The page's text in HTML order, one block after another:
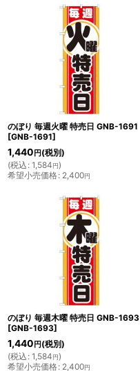
のぼり 毎週火曜 特売日 GNB-1691
[GNB-1691]
1,440 円 (税別)
(税込 : 1,584円)
希望小売価格: 2,400円
のぼり 毎週木曜 特売日 GNB-1693
[GNB-1693]
1,440 円 (税別)
(税込 : 1,584円)
希望小売価格: 2,400円